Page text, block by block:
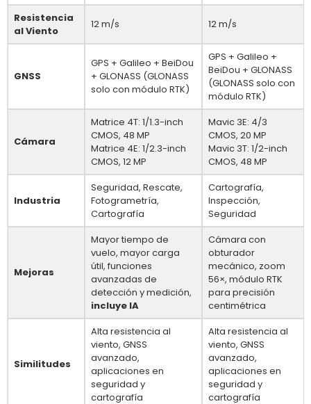
Resistencia
al Viento
12 m/s 12 m/s
GNSS
GPS + Galileo + BeiDou
+ GLONASS (GLONASS
solo con módulo RTK)
GPS + Galileo +
BeiDou + GLONASS
(GLONASS solo con
módulo RTK)
Cámara
Matrice 4T: 1/1.3-inch
CMOS, 48 MP
Matrice 4E: 1/2.3-inch
CMOS, 12 MP
Mavic 3E: 4/3
CMOS, 20 MP
Mavic 3T: 1/2-inch
CMOS, 48 MP
Industria
Seguridad, Rescate,
Fotogrametría,
Cartografía
Cartografía,
Inspección,
Seguridad
Mejoras
Mayor tiempo de
vuelo, mayor carga
útil, funciones
avanzadas de
detección y medición,
incluye IA
Cámara con
obturador
mecánico, zoom
56×, módulo RTK
para precisión
centimétrica
Similitudes
Alta resistencia al
viento, GNSS
avanzado,
aplicaciones en
seguridad y
cartografía
Alta resistencia al
viento, GNSS
avanzado,
aplicaciones en
seguridad y
cartografía